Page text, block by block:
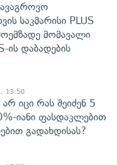
საკმარისი PLUS
მომავალი
ის დაბადების
13:50
იცი რას შეიძენ 5
იანი ფასდაკლებით
გადახდისას?